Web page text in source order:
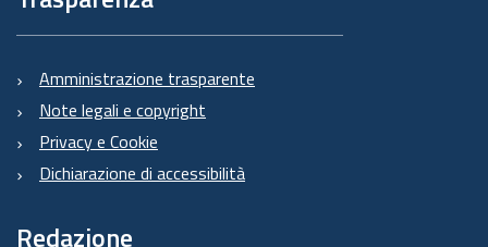
Amministrazione trasparente
Note legali e copyright
Privacy e Cookie
Dichiarazione di accessibilità
Redazione